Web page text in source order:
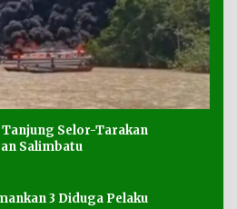
Selor-Tarakan
Salimbatu
3 Diduga Pelaku